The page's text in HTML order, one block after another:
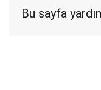
Bu sayfa